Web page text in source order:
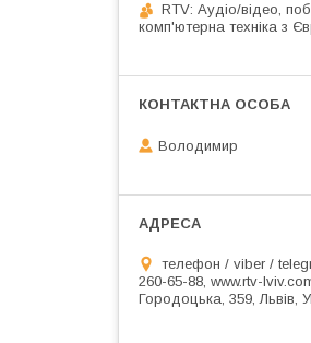
RTV: Аудіо/відео,
комп'ютерна техніка з
Володимир
телефон / viber /
260-65-88, www.rtv-
Городоцька, 359, Львів,